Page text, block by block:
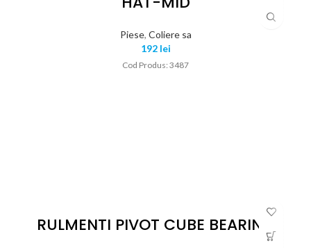
Piese, Coliere sa
192 lei
Cod Produs: 3487
RULMENTI PIVOT CUBE BEARING